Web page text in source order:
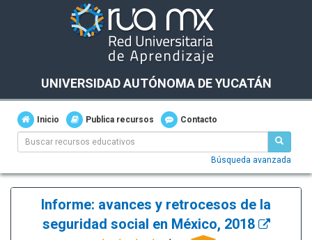
UNIVERSIDAD AUTÓNOMA DE YUCATÁN
Inicio Publica recursos Contacto
Búsqueda avanzada
Informe: avances y retrocesos de la
seguridad social en México, 2018